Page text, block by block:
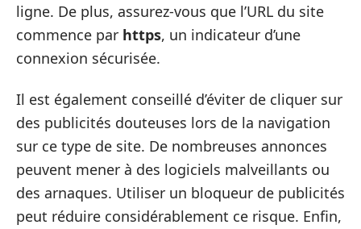
ligne. De plus, assurez-vous que l’URL du site
commence par https, un indicateur d’une
connexion sécurisée.
Il est également conseillé d’éviter de cliquer sur
des publicités douteuses lors de la navigation
sur ce type de site. De nombreuses annonces
peuvent mener à des logiciels malveillants ou
des arnaques. Utiliser un bloqueur de publicités
peut réduire considérablement ce risque. Enfin,